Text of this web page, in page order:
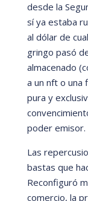
desde la
síya estaba
al dólar de
gringo pasó
almacenado
a un nfto una
pura y
poder emisor.
Las
bastas que
Reconfiguró
comercio, la